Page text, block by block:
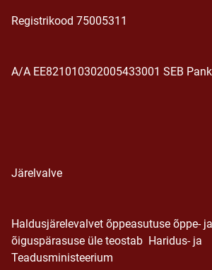
Registrikood 75005311
A/A EE821010302005433001 SEB Pank
Järelvalve
Haldusjärelevalvet õppeasutuse õppe-
õiguspärasuse üle teostab Haridus- ja
Teadusministeerium